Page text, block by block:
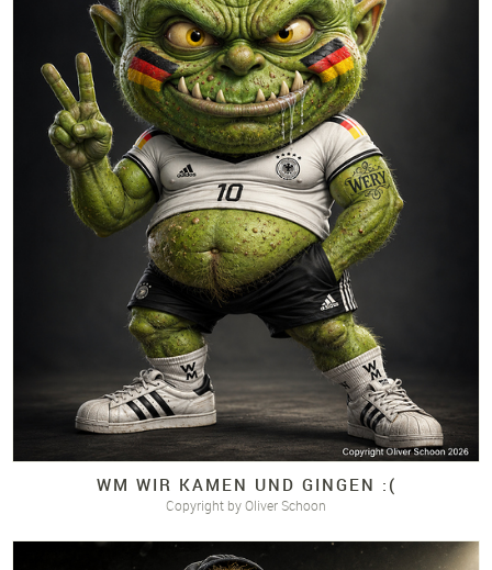
WM WIR KAMEN UND GINGEN :(
Copyright by Oliver Schoon